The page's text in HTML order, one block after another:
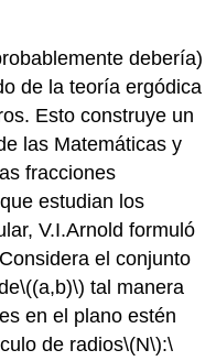
debería)
de la teoría ergódica
Esto construye un
las Matemáticas y
fracciones
estudian los
V.I.Arnold formuló
el conjunto
\((a,b)\) tal manera
en el plano estén
de radios\(N\):\